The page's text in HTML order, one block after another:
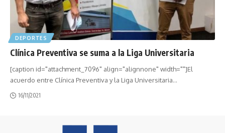
DEPORTES
Clínica Preventiva se suma a la Liga Universitaria
[caption id="attachment_7096" align="alignnone" width=""]El
acuerdo entre Clínica Preventiva y la Liga Universitaria…
16/11/2021